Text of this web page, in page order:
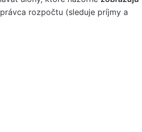
rozpočtu (sleduje príjmy a